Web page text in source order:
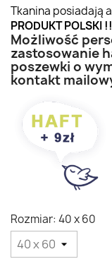
Tkanina posiadają
PRODUKT POLSKI
Możliwość
zastosowanie
poszewki o
kontakt
Rozmiar: 40 x 60